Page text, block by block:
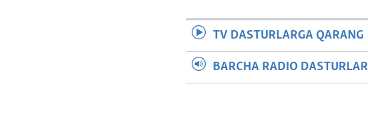
TV DASTURLARGA QARANG
BARCHA RADIO DASTURLAR